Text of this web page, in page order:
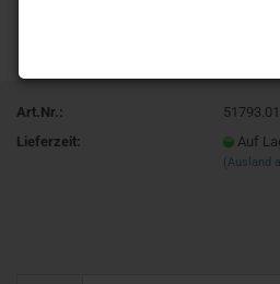
Art.Nr.:
Lieferzeit:
Auf
(Ausland